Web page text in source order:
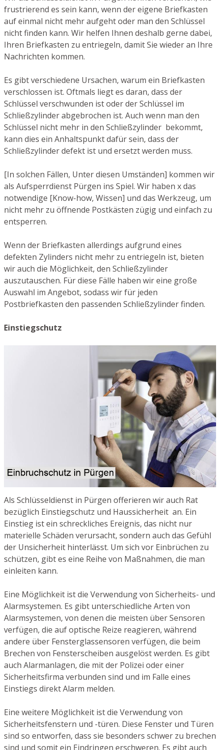
frustrierend es sein kann, wenn der eigene Briefkasten
auf einmal nicht mehr aufgeht oder man den Schlüssel
nicht finden kann. Wir helfen Ihnen deshalb gerne dabei,
Ihren Briefkasten zu entriegeln, damit Sie wieder an Ihre
Nachrichten kommen.
Es gibt verschiedene Ursachen, warum ein Briefkasten
verschlossen ist. Oftmals liegt es daran, dass der
Schlüssel verschwunden ist oder der Schlüssel im
Schließzylinder abgebrochen ist. Auch wenn man den
Schlüssel nicht mehr in den Schließzylinder bekommt,
kann dies ein Anhaltspunkt dafür sein, dass der
Schließzylinder defekt ist und ersetzt werden muss.
[In solchen Fällen, Unter diesen Umständen] kommen wir
als Aufsperrdienst Pürgen ins Spiel. Wir haben x das
notwendige [Know-how, Wissen] und das Werkzeug, um
nicht mehr zu öffnende Postkästen zügig und einfach zu
entsperren.
Wenn der Briefkasten allerdings aufgrund eines
defekten Zylinders nicht mehr zu entriegeln ist, bieten
wir auch die Möglichkeit, den Schließzylinder
auszutauschen. Für diese Fälle haben wir eine große
Auswahl im Angebot, sodass wir für jeden
Postbriefkasten den passenden Schließzylinder finden.
Einstiegschutz
Als Schlüsseldienst in Pürgen offerieren wir auch Rat
bezüglich Einstiegschutz und Haussicherheit an. Ein
Einstieg ist ein schreckliches Ereignis, das nicht nur
materielle Schäden verursacht, sondern auch das Gefühl
der Unsicherheit hinterlässt. Um sich vor Einbrüchen zu
schützen, gibt es eine Reihe von Maßnahmen, die man
einleiten kann.
Eine Möglichkeit ist die Verwendung von Sicherheits- und
Alarmsystemen. Es gibt unterschiedliche Arten von
Alarmsystemen, von denen die meisten über Sensoren
verfügen, die auf optische Reize reagieren, während
andere über Fensterglassensoren verfügen, die beim
Brechen von Fensterscheiben ausgelöst werden. Es gibt
auch Alarmanlagen, die mit der Polizei oder einer
Sicherheitsfirma verbunden sind und im Falle eines
Einstiegs direkt Alarm melden.
Eine weitere Möglichkeit ist die Verwendung von
Sicherheitsfenstern und -türen. Diese Fenster und Türen
sind so entworfen, dass sie besonders schwer zu brechen
sind und somit ein Eindringen erschweren. Es gibt auch